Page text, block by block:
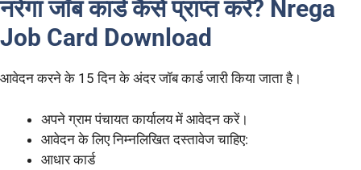
नरेगा जॉब कार्ड कैसे प्राप्त करें? Nrega
Job Card Download
आवेदन करने के 15 दिन के अंदर जॉब कार्ड जारी किया जाता है।
अपने ग्राम पंचायत कार्यालय में आवेदन करें।
आवेदन के लिए निम्नलिखित दस्तावेज चाहिए:
आधार कार्ड